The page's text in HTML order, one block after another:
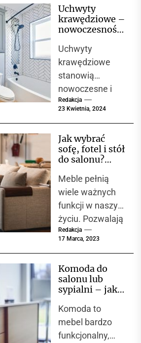
środowiska?
Wybór
materiałów,
takich jak płyty
lakierowane
wodnymi...
Uchwyty
krawędziowe –
nowoczesność i
w każdym
detalu
Uchwyty
krawędziowe
stanowią
nowoczesne i
eleganckie
sobie
minimalizm i
swoich
wnętrzach. Te
subtelne,...
Redakcja
23 Kwietnia, 2024
Jak wybrać
sofę, fotel i stół
do salonu?
– Salon
meblowy w
Szczecinie
Meble pełnią
wiele ważnych
funkcji w naszym
życiu. Pozwalają
nie tylko
poprawić
komfort
niej, ale
również...
Redakcja
17 Marca, 2023
Komoda do
salonu lub
sypialni – jak
funkcjonalne
rozwiązanie
Komoda to
mebel bardzo
funkcjonalny,